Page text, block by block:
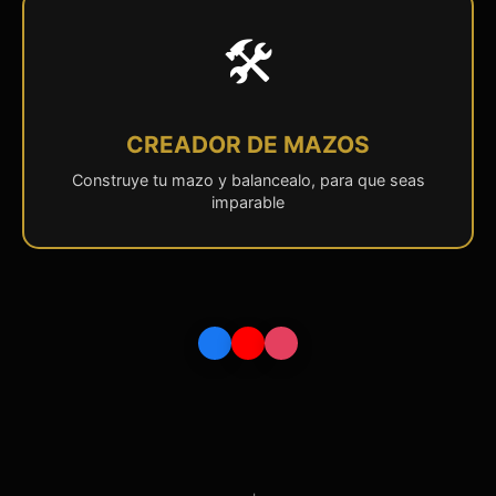
🛠️
CREADOR DE MAZOS
Construye tu mazo y balancealo, para que seas
imparable